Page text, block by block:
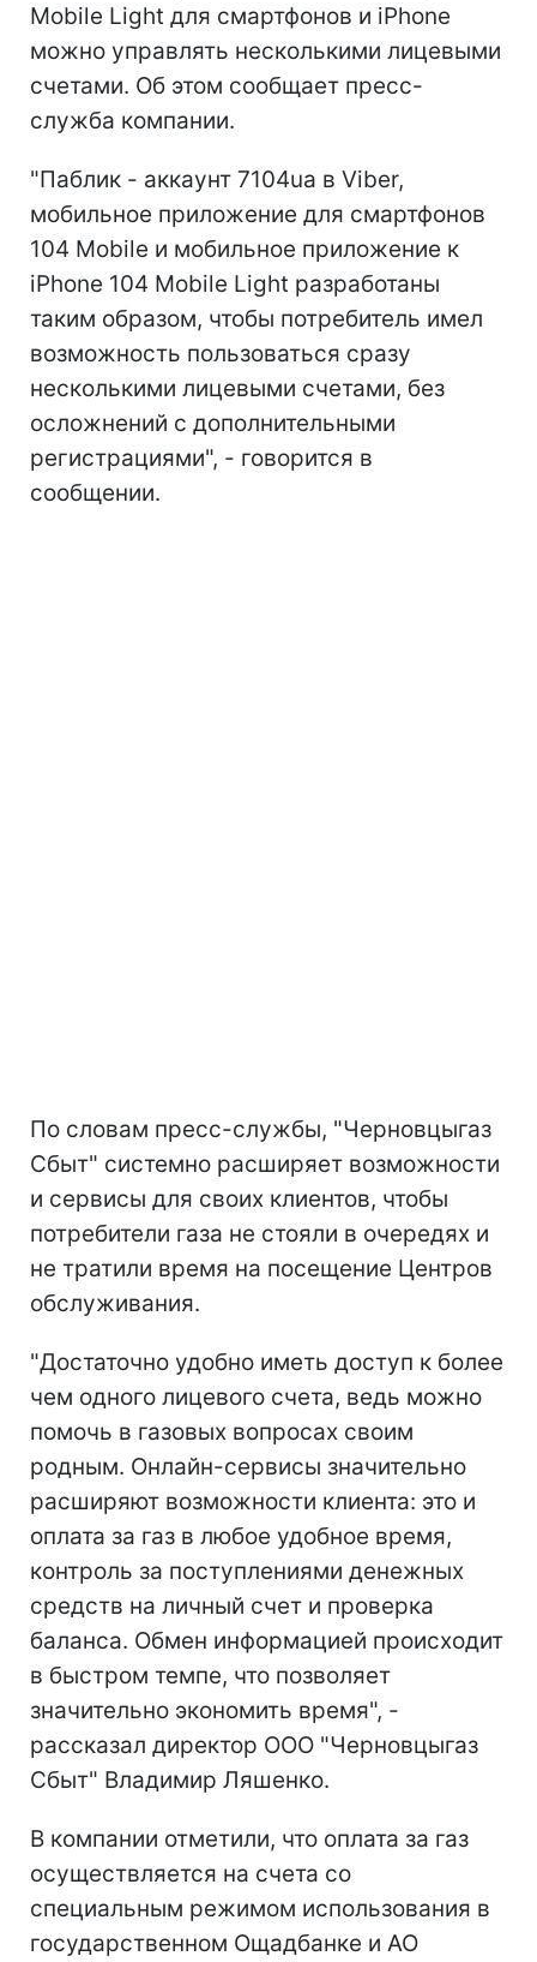
Mobile Light для смартфонов и iPhone
можно управлять несколькими лицевыми
счетами. Об этом сообщает пресс-
служба компании.
"Паблик - аккаунт 7104ua в Viber,
мобильное приложение для смартфонов
104 Mobile и мобильное приложение к
iPhone 104 Mobile Light разработаны
таким образом, чтобы потребитель имел
возможность пользоваться сразу
несколькими лицевыми счетами, без
осложнений с дополнительными
регистрациями", - говорится в
сообщении.
По словам пресс-службы, "Черновцыгаз
Сбыт" системно расширяет возможности
и сервисы для своих клиентов, чтобы
потребители газа не стояли в очередях и
не тратили время на посещение Центров
обслуживания.
"Достаточно удобно иметь доступ к более
чем одного лицевого счета, ведь можно
помочь в газовых вопросах своим
родным. Онлайн-сервисы значительно
расширяют возможности клиента: это и
оплата за газ в любое удобное время,
контроль за поступлениями денежных
средств на личный счет и проверка
баланса. Обмен информацией происходит
в быстром темпе, что позволяет
значительно экономить время", -
рассказал директор ООО "Черновцыгаз
Сбыт" Владимир Ляшенко.
В компании отметили, что оплата за газ
осуществляется на счета со
специальным режимом использования в
государственном Ощадбанке и АО